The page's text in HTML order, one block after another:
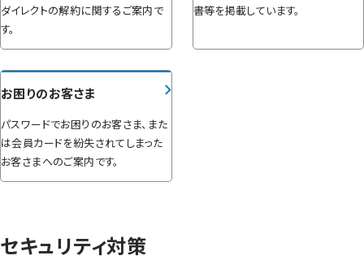
ダイレクトの解約に関するご案内で
す。
書等を掲載しています。
お困りのお客さま
パスワードでお困りのお客さま、また
は会員カードを紛失されてしまった
お客さまへのご案内です。
セキュリティ対策